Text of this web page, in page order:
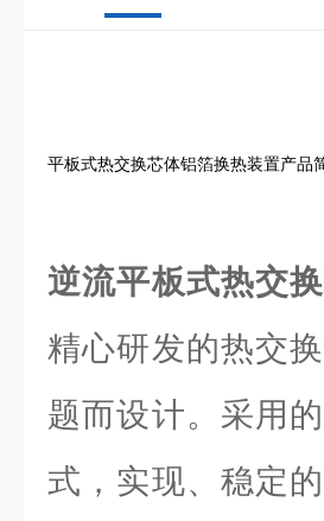
平板式热交换芯体铝箔换热装置产品
逆流平板式热交
精心研发的热交
题而设计。采用
式，实现、稳定